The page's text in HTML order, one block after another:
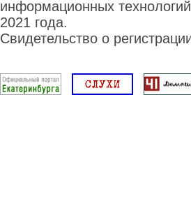
информационных
2021 года.
Свидетельство о